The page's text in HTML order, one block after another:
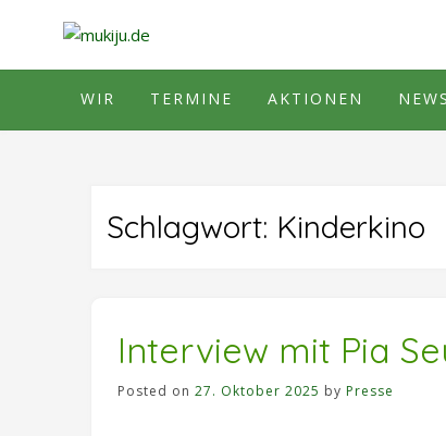
content
WIR TERMINE AKTIONEN NEWS
Schlagwort: Kinderkino
Interview mit Pia
Posted on 27. Oktober 2025 by Presse